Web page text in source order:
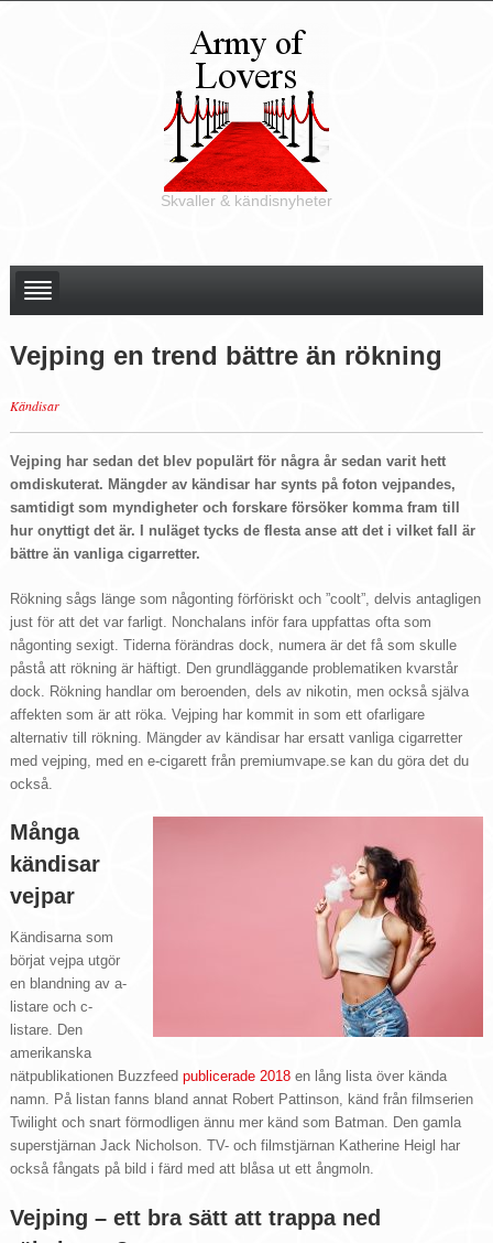
Skvaller & kändisnyheter
Vejping en trend bättre än rökning
Kändisar
Vejping har sedan det blev populärt för några år sedan varit hett
omdiskuterat. Mängder av kändisar har synts på foton vejpandes,
samtidigt som myndigheter och forskare försöker komma fram till
hur onyttigt det är. I nuläget tycks de flesta anse att det i vilket fall är
bättre än vanliga cigarretter.
Rökning sågs länge som någonting förföriskt och ”coolt”, delvis antagligen
just för att det var farligt. Nonchalans inför fara uppfattas ofta som
någonting sexigt. Tiderna förändras dock, numera är det få som skulle
påstå att rökning är häftigt. Den grundläggande problematiken kvarstår
dock. Rökning handlar om beroenden, dels av nikotin, men också själva
affekten som är att röka. Vejping har kommit in som ett ofarligare
alternativ till rökning. Mängder av kändisar har ersatt vanliga cigarretter
med vejping, med en e-cigarett från premiumvape.se kan du göra det du
också.
Många
kändisar
vejpar
Kändisarna som
börjat vejpa utgör
en blandning av a-
listare och c-
listare. Den
amerikanska
nätpublikationen Buzzfeed publicerade 2018en lång lista över kända
namn. På listan fanns bland annat Robert Pattinson, känd från filmserien
Twilight och snart förmodligen ännu mer känd som Batman. Den gamla
superstjärnan Jack Nicholson. TV- och filmstjärnan Katherine Heigl har
också fångats på bild i färd med att blåsa ut ett ångmoln.
Vejping – ett bra sätt att trappa ned